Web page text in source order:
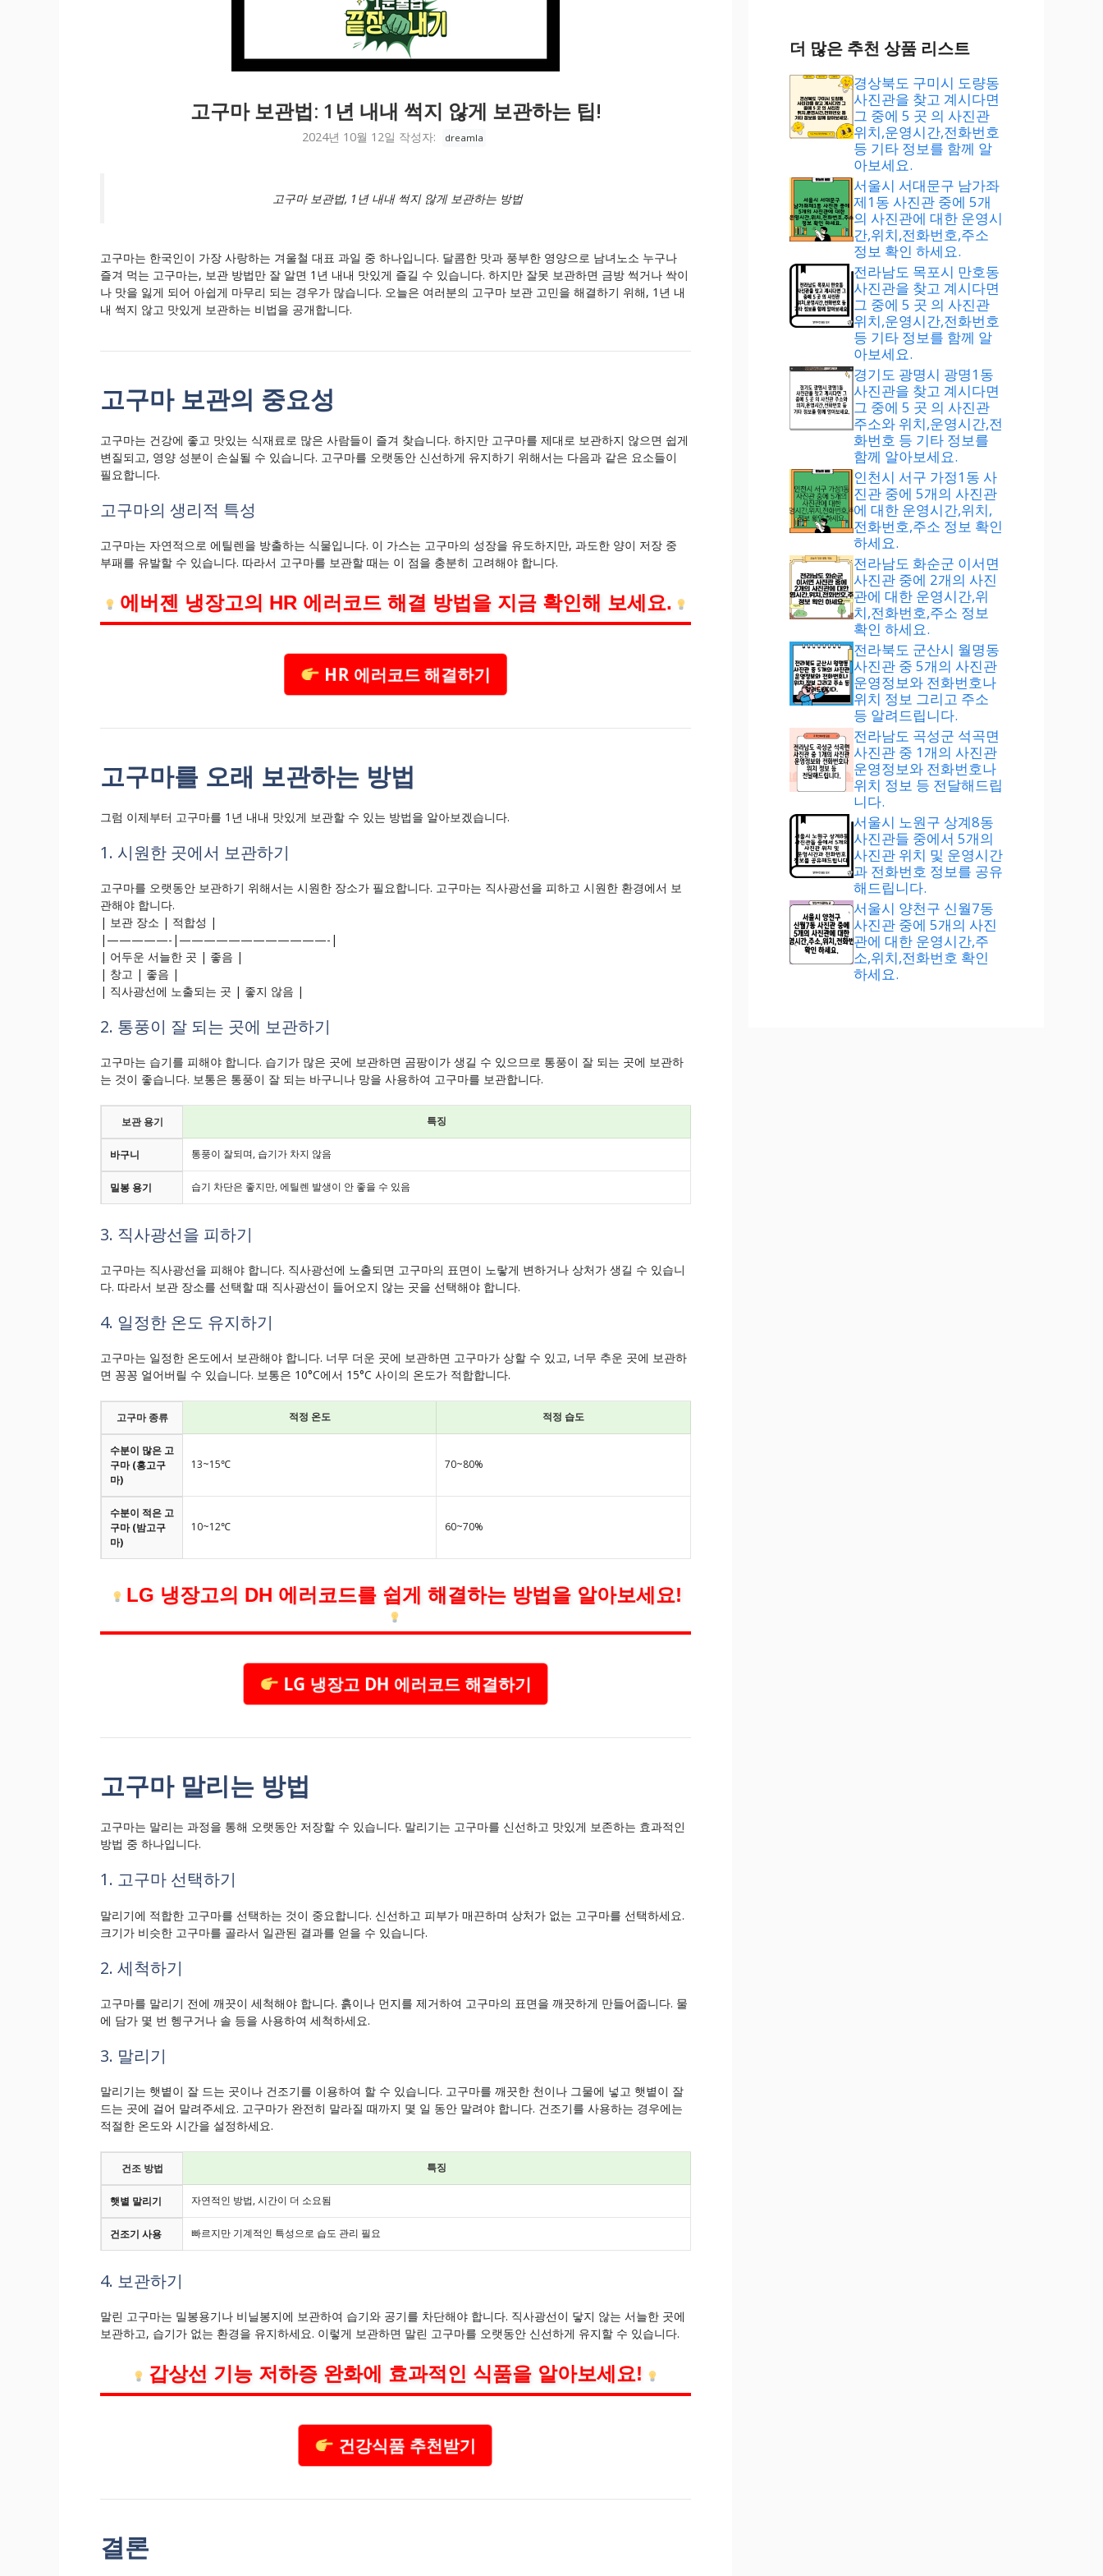
고구마 보관법: 1년 내내 썩지 않게 보관하는 팁!
2024년 10월 12일 작성자: dreamla
고구마 보관법, 1년 내내 썩지 않게 보관하는 방법
고구마는 한국인이 가장 사랑하는 겨울철 대표 과일 중 하나입니다. 달콤한 맛과 풍부한 영양으로 남녀노소 누구나
즐겨 먹는 고구마는, 보관 방법만 잘 알면 1년 내내 맛있게 즐길 수 있습니다. 하지만 잘못 보관하면 금방 썩거나 싹이
나 맛을 잃게 되어 아쉽게 마무리 되는 경우가 많습니다. 오늘은 여러분의 고구마 보관 고민을 해결하기 위해, 1년 내
내 썩지 않고 맛있게 보관하는 비법을 공개합니다.
고구마 보관의 중요성
고구마는 건강에 좋고 맛있는 식재료로 많은 사람들이 즐겨 찾습니다. 하지만 고구마를 제대로 보관하지 않으면 쉽게
변질되고, 영양 성분이 손실될 수 있습니다. 고구마를 오랫동안 신선하게 유지하기 위해서는 다음과 같은 요소들이
필요합니다.
고구마의 생리적 특성
고구마는 자연적으로 에틸렌을 방출하는 식물입니다. 이 가스는 고구마의 성장을 유도하지만, 과도한 양이 저장 중
부패를 유발할 수 있습니다. 따라서 고구마를 보관할 때는 이 점을 충분히 고려해야 합니다.
에버젠 냉장고의 HR 에러코드 해결 방법을 지금 확인해 보세요.
HR 에러코드 해결하기
고구마를 오래 보관하는 방법
그럼 이제부터 고구마를 1년 내내 맛있게 보관할 수 있는 방법을 알아보겠습니다.
1. 시원한 곳에서 보관하기
고구마를 오랫동안 보관하기 위해서는 시원한 장소가 필요합니다. 고구마는 직사광선을 피하고 시원한 환경에서 보
관해야 합니다.
| 보관 장소 | 적합성 |
|—————-|————————————-|
| 어두운 서늘한 곳 | 좋음 |
| 창고 | 좋음 |
| 직사광선에 노출되는 곳 | 좋지 않음 |
2. 통풍이 잘 되는 곳에 보관하기
고구마는 습기를 피해야 합니다. 습기가 많은 곳에 보관하면 곰팡이가 생길 수 있으므로 통풍이 잘 되는 곳에 보관하
는 것이 좋습니다. 보통은 통풍이 잘 되는 바구니나 망을 사용하여 고구마를 보관합니다.
보관 용기 특징
바구니 통풍이 잘되며, 습기가 차지 않음
밀봉 용기 습기 차단은 좋지만, 에틸렌 발생이 안 좋을 수 있음
3. 직사광선을 피하기
고구마는 직사광선을 피해야 합니다. 직사광선에 노출되면 고구마의 표면이 노랗게 변하거나 상처가 생길 수 있습니
다. 따라서 보관 장소를 선택할 때 직사광선이 들어오지 않는 곳을 선택해야 합니다.
4. 일정한 온도 유지하기
고구마는 일정한 온도에서 보관해야 합니다. 너무 더운 곳에 보관하면 고구마가 상할 수 있고, 너무 추운 곳에 보관하
면 꽁꽁 얼어버릴 수 있습니다. 보통은 10°C에서 15°C 사이의 온도가 적합합니다.
고구마 종류 적정 온도 적정 습도
수분이 많은 고
구마 (홍고구
마)
13~15℃ 70~80%
수분이 적은 고
구마 (밤고구
마)
10~12℃ 60~70%
LG 냉장고의 DH 에러코드를 쉽게 해결하는 방법을 알아보세요!
LG 냉장고 DH 에러코드 해결하기
고구마 말리는 방법
고구마는 말리는 과정을 통해 오랫동안 저장할 수 있습니다. 말리기는 고구마를 신선하고 맛있게 보존하는 효과적인
방법 중 하나입니다.
1. 고구마 선택하기
말리기에 적합한 고구마를 선택하는 것이 중요합니다. 신선하고 피부가 매끈하며 상처가 없는 고구마를 선택하세요.
크기가 비슷한 고구마를 골라서 일관된 결과를 얻을 수 있습니다.
2. 세척하기
고구마를 말리기 전에 깨끗이 세척해야 합니다. 흙이나 먼지를 제거하여 고구마의 표면을 깨끗하게 만들어줍니다. 물
에 담가 몇 번 헹구거나 솔 등을 사용하여 세척하세요.
3. 말리기
말리기는 햇볕이 잘 드는 곳이나 건조기를 이용하여 할 수 있습니다. 고구마를 깨끗한 천이나 그물에 넣고 햇볕이 잘
드는 곳에 걸어 말려주세요. 고구마가 완전히 말라질 때까지 몇 일 동안 말려야 합니다. 건조기를 사용하는 경우에는
적절한 온도와 시간을 설정하세요.
건조 방법 특징
햇볕 말리기 자연적인 방법, 시간이 더 소요됨
건조기 사용 빠르지만 기계적인 특성으로 습도 관리 필요
4. 보관하기
말린 고구마는 밀봉용기나 비닐봉지에 보관하여 습기와 공기를 차단해야 합니다. 직사광선이 닿지 않는 서늘한 곳에
보관하고, 습기가 없는 환경을 유지하세요. 이렇게 보관하면 말린 고구마를 오랫동안 신선하게 유지할 수 있습니다.
갑상선 기능 저하증 완화에 효과적인 식품을 알아보세요!
건강식품 추천받기
결론
더 많은 추천 상품 리스트
경상북도 구미시 도량동
사진관을 찾고 계시다면
그 중에 5 곳 의 사진관
위치,운영시간,전화번호
등 기타 정보를 함께 알
아보세요.
서울시 서대문구 남가좌
제1동 사진관 중에 5개
의 사진관에 대한 운영시
간,위치,전화번호,주소
정보 확인 하세요.
전라남도 목포시 만호동
사진관을 찾고 계시다면
그 중에 5 곳 의 사진관
위치,운영시간,전화번호
등 기타 정보를 함께 알
아보세요.
경기도 광명시 광명1동
사진관을 찾고 계시다면
그 중에 5 곳 의 사진관
주소와 위치,운영시간,전
화번호 등 기타 정보를
함께 알아보세요.
인천시 서구 가정1동 사
진관 중에 5개의 사진관
에 대한 운영시간,위치,
전화번호,주소 정보 확인
하세요.
전라남도 화순군 이서면
사진관 중에 2개의 사진
관에 대한 운영시간,위
치,전화번호,주소 정보
확인 하세요.
전라북도 군산시 월명동
사진관 중 5개의 사진관
운영정보와 전화번호나
위치 정보 그리고 주소
등 알려드립니다.
전라남도 곡성군 석곡면
사진관 중 1개의 사진관
운영정보와 전화번호나
위치 정보 등 전달해드립
니다.
서울시 노원구 상계8동
사진관들 중에서 5개의
사진관 위치 및 운영시간
과 전화번호 정보를 공유
해드립니다.
서울시 양천구 신월7동
사진관 중에 5개의 사진
관에 대한 운영시간,주
소,위치,전화번호 확인
하세요.